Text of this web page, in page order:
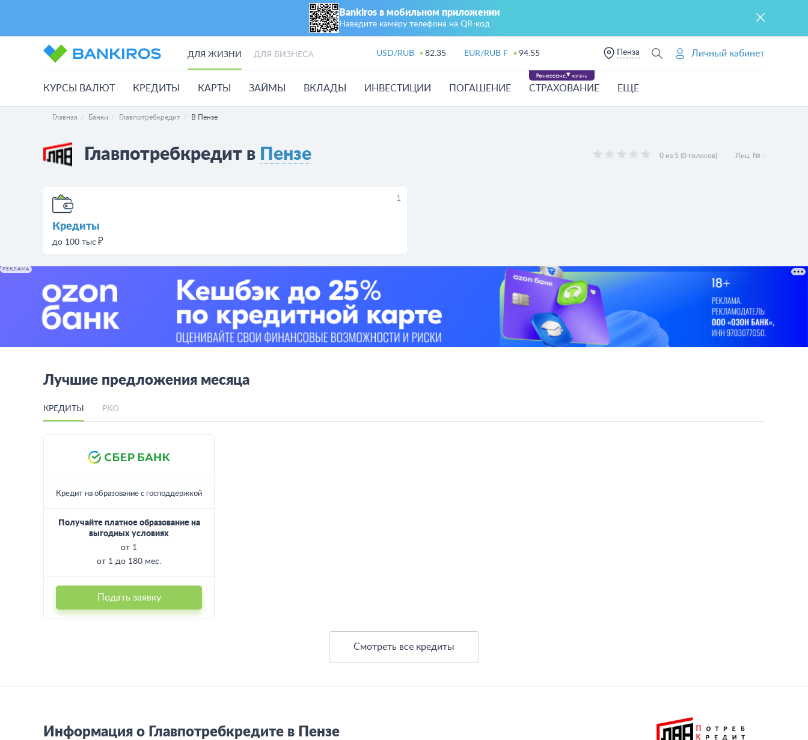
Bankiros в мобильном приложении
Наведите камеру телефона на QR‑код
ДЛЯ ЖИЗНИ ДЛЯ БИЗНЕСА USD/RUB 82.35 EUR/RUB F 94.55 Пенза Личный кабинет
КУРСЫ ВАЛЮТ КРЕДИТЫ КАРТЫ ЗАЙМЫ ВКЛАДЫ ИНВЕСТИЦИИ ПОГАШЕНИЕ СТРАХОВАНИЕ ЕЩЕ
Главная Банки Главпотребкредит В Пензе
Главпотребкредит в Пензе 0 из 5 (0 голосов) Лиц. № -
1
Кредиты
до 100 тыс
РЕКЛАМА
Лучшие предложения месяца
КРЕДИТЫ РКО
Кредит на образование с господдержкой
Получайте платное образование на
выгодных условиях
от 1
от 1 до 180 мес.
Подать заявку
Смотреть все кредиты
Информация о Главпотребкредите в Пензе